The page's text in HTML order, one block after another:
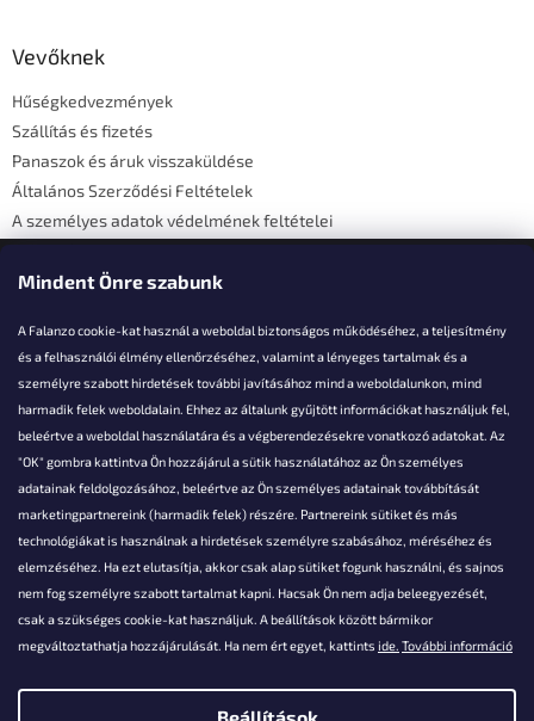
Mindent Önre szabunk
A Falanzo cookie-kat használ a weboldal biztonságos működéséhez, a teljesítmény
és a felhasználói élmény ellenőrzéséhez, valamint a lényeges tartalmak és a
személyre szabott hirdetések további javításához mind a weboldalunkon, mind
harmadik felek weboldalain. Ehhez az általunk gyűjtött információkat használjuk fel,
beleértve a weboldal használatára és a végberendezésekre vonatkozó adatokat. Az
"OK" gombra kattintva Ön hozzájárul a sütik használatához az Ön személyes
adatainak feldolgozásához, beleértve az Ön személyes adatainak továbbítását
marketingpartnereink (harmadik felek) részére. Partnereink sütiket és más
technológiákat is használnak a hirdetések személyre szabásához, méréséhez és
elemzéséhez. Ha ezt elutasítja, akkor csak alap sütiket fogunk használni, és sajnos
nem fog személyre szabott tartalmat kapni. Hacsak Ön nem adja beleegyezését,
csak a szükséges cookie-kat használjuk. A beállítások között bármikor
megváltoztathatja hozzájárulását. Ha nem ért egyet, kattints ide. További információ
Vevőknek
Hűségkedvezmények
Szállítás és fizetés
Panaszok és áruk visszaküldése
Általános Szerződési Feltételek
A személyes adatok védelmének feltételei
Elérhetőségi adatok
Akarsz kérdezni valamit?
info@falanzo.hu